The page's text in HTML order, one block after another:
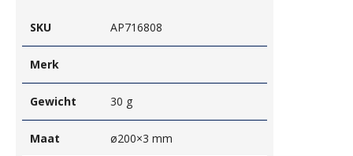
SKU AP716808
Merk
Gewicht 30 g
Maat ø200×3 mm